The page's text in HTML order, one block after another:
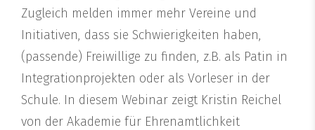
Zugleich melden immer mehr Vereine und
Initiativen, dass sie Schwierigkeiten haben,
(passende) Freiwillige zu finden, z.B. als Patin in
Integrationprojekten oder als Vorleser in der
Schule. In diesem Webinar zeigt Kristin Reichel
von der Akademie für Ehrenamtlichkeit